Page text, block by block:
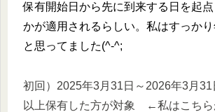
保有開始日から先に到来する日を起
かが適用されるらしい。私はすっか
と思ってました(^-^;
初回）2025年3月31日～2026年3月
以上保有した方が対象 ←私はこちら